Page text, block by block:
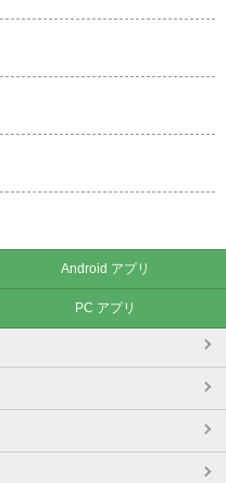
Android アプリ
PC アプリ